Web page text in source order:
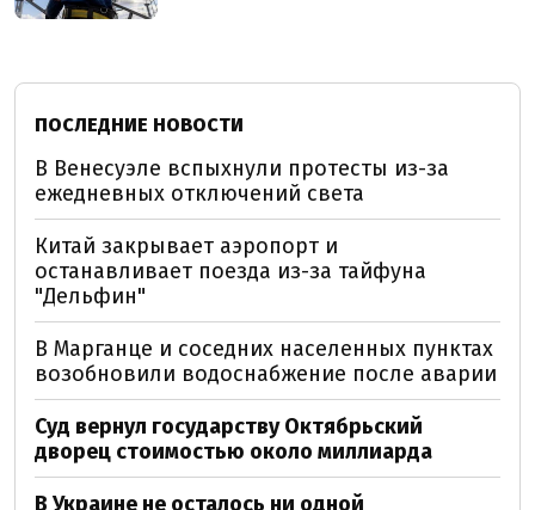
ПОСЛЕДНИЕ НОВОСТИ
В Венесуэле вспыхнули протесты из-за
ежедневных отключений света
Китай закрывает аэропорт и
останавливает поезда из-за тайфуна
"Дельфин"
В Марганце и соседних населенных пунктах
возобновили водоснабжение после аварии
Суд вернул государству Октябрьский
дворец стоимостью около миллиарда
В Украине не осталось ни одной